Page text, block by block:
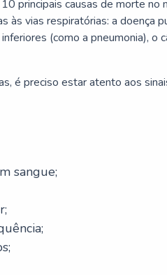
principais causas de morte no
às vias respiratórias: a doença
(como a pneumonia), o
é preciso estar atento aos
sangue;